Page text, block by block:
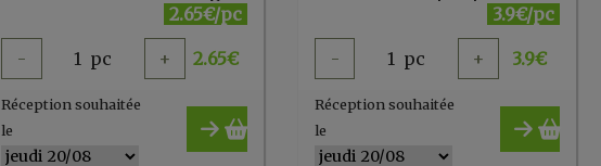
2.65€/pc
- 1 pc + 2.65€
Réception souhaitée
le
3.9€/pc
- 1 pc + 3.9€
Réception souhaitée
le